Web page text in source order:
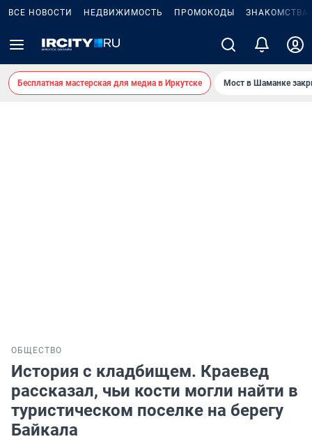
ВСЕ НОВОСТИ НЕДВИЖИМОСТЬ ПРОМОКОДЫ ЗНАКОМСТВА
Бесплатная мастерская для медиа в Иркутске Мост в Шаманке
ОБЩЕСТВО
История с кладбищем. Краевед
рассказал, чьи кости могли найти в
туристическом поселке на берегу
Байкала